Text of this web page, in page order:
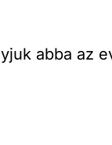
abba az